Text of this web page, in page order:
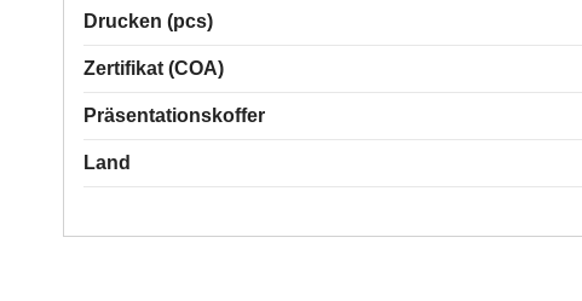
Drucken (pcs)
Zertifikat (COA)
Präsentationskoffer
Land